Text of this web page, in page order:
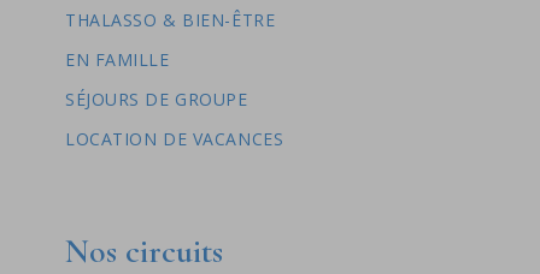
THALASSO & BIEN-ÊTRE
EN FAMILLE
SÉJOURS DE GROUPE
LOCATION DE VACANCES
Nos circuits